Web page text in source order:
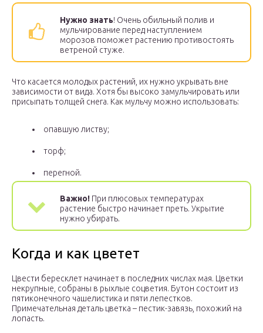
Нужно знать! Очень обильный полив и
мульчирование перед наступлением
морозов поможет растению противостоять
ветреной стуже.
Что касается молодых растений, их нужно укрывать вне
зависимости от вида. Хотя бы высоко замульчировать или
присыпать толщей снега. Как мульчу можно использовать:
опавшую листву;
торф;
перегной.
Важно! При плюсовых температурах
растение быстро начинает преть. Укрытие
нужно убирать.
Когда и как цветет
Цвести бересклет начинает в последних числах мая. Цветки
некрупные, собраны в рыхлые соцветия. Бутон состоит из
пятиконечного чашелистика и пяти лепестков.
Примечательная деталь цветка – пестик-завязь, похожий на
лопасть.